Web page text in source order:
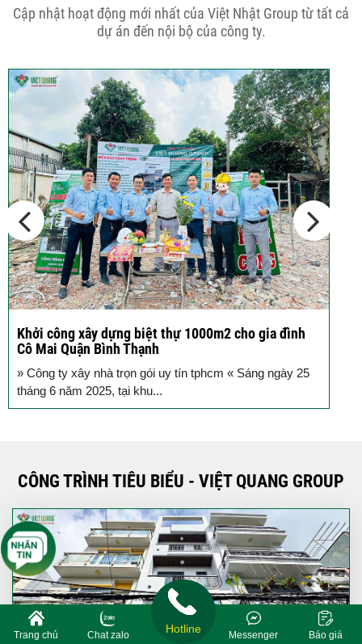
Những điều cần biết khi thiết kế nhà
phố 5...
Cập nhật xu thế thiết kế nhà phố 5
tầng...
Các thiết kế nhà phố 2 tầng 110m2
đơn giản,...
Cập nhật hoạt động mới nhất của Việt Nhật Group từ tất cả
dự án đến nội bộ của công ty.
Khởi công xây dựng nhà trọn gói 4x12m cùng gia
đình Anh Dũng quận Bình Thạnh
Sáng nay, tại đường Điện Biên Phủ, quận Bình Thạnh,
TP.HCM, lễ khởi công công trình xây dựng nhà phố...
CÔNG TRÌNH TIÊU BIỂU - VIỆT QUANG GROUP
Trang chủ Chat zalo Báo giá
Messenger
Hotline